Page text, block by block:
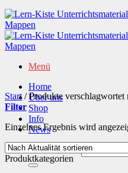
Menü
Home
Über uns
Shop
Info
News
Suchen nach:
Start /Produkte verschlagwortet
Filter
Einzelnes Ergebnis wird
Produktkategorien